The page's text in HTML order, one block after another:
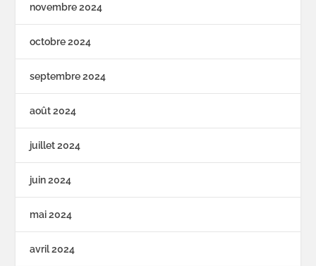
novembre 2024
octobre 2024
septembre 2024
août 2024
juillet 2024
juin 2024
mai 2024
avril 2024